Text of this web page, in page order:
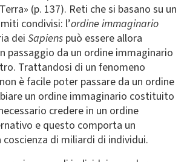
(p. 137). Reti che si basano su un
condivisi: l’ordine immaginario
dei Sapiens può essere allora
passaggio da un ordine immaginario
Trattandosi di un fenomeno
è facile poter passare da un ordine
un ordine immaginario costituito
credere in un ordine
e questo comporta un
di miliardi di individui.